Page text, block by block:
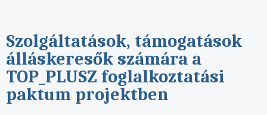
Szolgáltatások, támogatások
álláskeresők számára a
TOP_PLUSZ foglalkoztatási
paktum projektben